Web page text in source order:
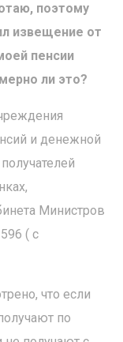
поэтому
извещение от
пенсии
ли это?
и денежной
Министров
( с
что если
по